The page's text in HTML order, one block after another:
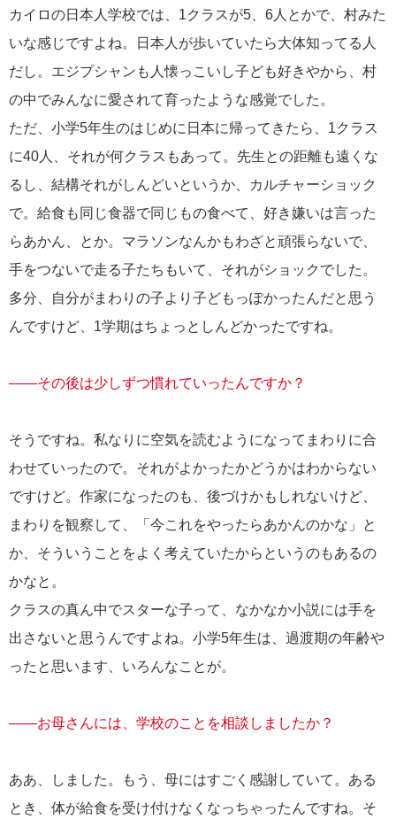
カイロの日本人学校では、1クラスが5、6人とかで、村みた
いな感じですよね。日本人が歩いていたら大体知ってる人
だし。エジプシャンも人懐っこいし子ども好きやから、村
の中でみんなに愛されて育ったような感覚でした。
ただ、小学5年生のはじめに日本に帰ってきたら、1クラス
に40人、それが何クラスもあって。先生との距離も遠くな
るし、結構それがしんどいというか、カルチャーショック
で。給食も同じ食器で同じもの食べて、好き嫌いは言った
らあかん、とか。マラソンなんかもわざと頑張らないで、
手をつないで走る子たちもいて、それがショックでした。
多分、自分がまわりの子より子どもっぽかったんだと思う
んですけど、1学期はちょっとしんどかったですね。
――その後は少しずつ慣れていったんですか？
そうですね。私なりに空気を読むようになってまわりに合
わせていったので。それがよかったかどうかはわからない
ですけど。作家になったのも、後づけかもしれないけど、
まわりを観察して、「今これをやったらあかんのかな」と
か、そういうことをよく考えていたからというのもあるの
かなと。
クラスの真ん中でスターな子って、なかなか小説には手を
出さないと思うんですよね。小学5年生は、過渡期の年齢や
ったと思います、いろんなことが。
――お母さんには、学校のことを相談しましたか？
ああ、しました。もう、母にはすごく感謝していて。ある
とき、体が給食を受け付けなくなっちゃったんですね。そ